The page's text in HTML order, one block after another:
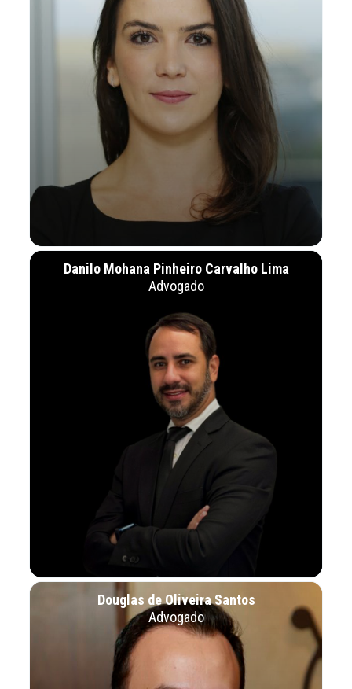
Danilo Mohana Pinheiro Carvalho Lima
Advogado
Douglas de Oliveira Santos
Advogado